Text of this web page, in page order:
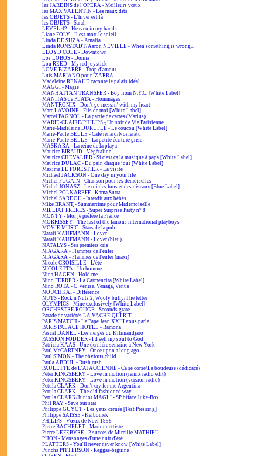
les JARDINS de l'OPÉRA - Meilleurs vœux
les MAX VALENTIN - Les maux dits
les OBJETS - L'hiver est là
les OBJETS - Sarah
LEVEL 42 - Heaven in my hands
Liane FOLY - Il est mort le soleil
Linda DE SUZA - Amalia
Linda RONSTADT/Aaron NEVILLE - When something is wrong...
LLOYD COLE - Downtown
Los LOBOS - Donna
Lou REED - My red joystick
LOVE BIZARRE - Trop d'amour
Luis MARIANO pour IZARRA
Madeleine RENAUD raconte le palais idéal
MAGGI - Magie
MANHATTAN TRANSFER - Boy from N.Y.C. [White Label]
MANITAS de PLATA - Hommages
MANTRONIX - Don't go messin' with my heart
Marc LAVOINE - Fils de moi [White Label]
Marcel PAGNOL - La partie de cartes (Marius)
MARIE-CLAIRE/PHILIPS - Un soir de Vie Parisienne
Marie-Madeleine DURUFLÉ - Le coucou [White Label]
Marie-Paule BELLE - Café renard/Nosferatu
Marie-Paule BELLE - La petite écriture grise
MASKARA - La reine de la playa
Maurice BIRAUD - Végétaline
Maurice CHEVALIER - Si c'est ça la musique à papa [White Label]
Maurice DULAC - Du pain chaque jour [White Label]
Maxime LE FORESTIER - La visite
Michael JACKSON - One day in your life
Michel FUGAIN - Chanson pour les demoiselles
Michel JONASZ - Le roi des fous et des oiseaux [Blue Label]
Michel POLNAREFF - Kama Sutra
Michel SARDOU - Interdit aux bébés
Mike BRANT - Summertime pour Mademoiselle
MILLIAT FRÈRES - Super Surprise Party n° 8
MONTY - Moi je préfère la France
MORRISSEY - The last of the famous international playboys
MOVIE MUSIC - Stars de la pub
Natali KAUFMANN - Lover
Natali KAUFMANN - Lover (bleu)
NATALYS - Ses premiers cris
NIAGARA - Flammes de l'enfer
NIAGARA - Flammes de l'enfer (maxi)
Nicole CROISILLE - L'été
NICOLETTA - Un homme
Nina HAGEN - Hold me
Nino FERRER - La Carmencita [White Label]
Nino ROTA - O Venise, Venaga, Venus
NOUCHKAÏ - Différence
NUTS - Rock'n'Nuts 2, Wooly bully/The letter
OLYMPICS - Mine exclusively [White Label]
ORCHESTRE ROUGE - Seconds grate
Parade de variétés LA VACHE QUI RIT
PARIS MATCH - Le Pape Jean XXIII vous parle
PARIS PALACE HOTEL - Ramona
Pascal DANEL - Les neiges du Kilimandjaro
PASSION FODDER - I'd sell my soul to God
Patricia KAAS - Une dernière semaine à New York
Paul McCARTNEY - Once upon a long ago
Paul SIMON - The obvious child
Paula ABDUL - Rush rush
PAULETTE de L'AJACCIENNE - Ça se corse/La boudeuse (dédicacé)
Peter KINGSBERY - Love in motion (remix radio edit)
Peter KINGSBERY - Love in motion (version radio)
Petula CLARK - Don't cry for me Argentina
Petula CLARK - The old fashioned way
Petula CLARK/Junior MAGLI - SP biface Juke-Box
Phil RAY - Save our star
Philippe GUYOT - Les yeux cernés [Test Pressing]
Philippe SAISSE - Kelbomek
PHILIPS - Vœux de Noël 1958
Pierre BACHELET - Marionnettiste
Pierre LEFEBVRE - 2 succès de Mireille MATHIEU
PIJON - Mensonges d'une nuit d'été
PLATTERS - You'll never never know [White Label]
Punchs PITTERSON - Reggae-biguine